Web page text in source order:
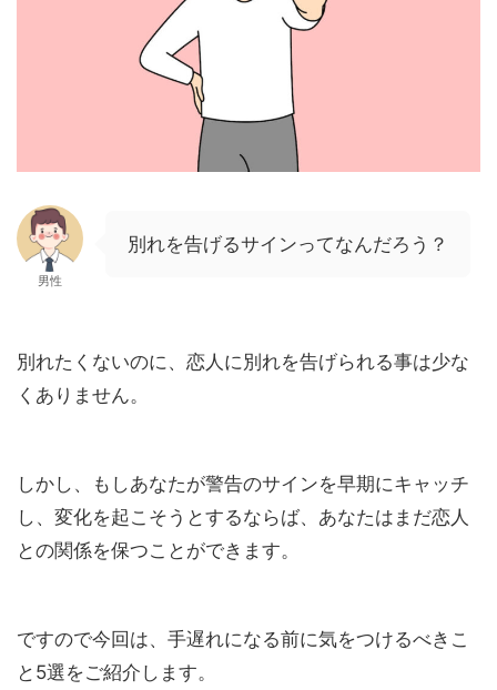
男性
別れを告げるサインってなんだろう？
別れたくないのに、恋人に別れを告げられる事は少な
くありません。
しかし、もしあなたが警告のサインを早期にキャッチ
し、変化を起こそうとするならば、あなたはまだ恋人
との関係を保つことができます。
ですので今回は、手遅れになる前に気をつけるべきこ
と5選をご紹介します。